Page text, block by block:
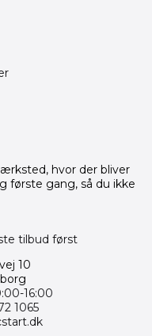
hvor der bliver
første gang, så du ikke
10
16:00
1065